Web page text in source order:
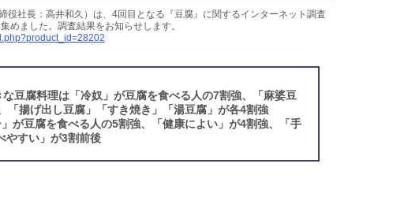
役社長：高井和久）は、4回目となる『豆腐』に関するインターネット調査
めました。調査結果をお知らせします。
豆腐料理は「冷奴」が豆腐を食べる人の7割強、「麻婆豆
「揚げ出し豆腐」「すき焼き」「湯豆腐」が各4割強
が豆腐を食べる人の5割強、「健康によい」が4割強、「手
やすい」が3割前後